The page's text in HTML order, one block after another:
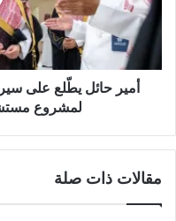
أمير حائل يطّلع على
لمشروع
مقالات ذات صلة